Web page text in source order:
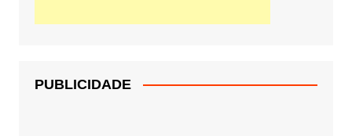
PUBLICIDADE